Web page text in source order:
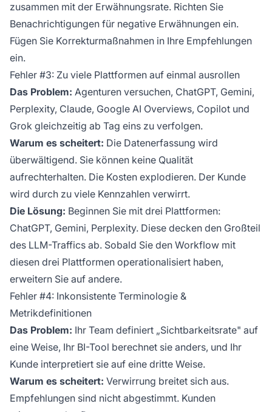
zusammen mit der Erwähnungsrate. Richten Sie
Benachrichtigungen für negative Erwähnungen ein.
Fügen Sie Korrekturmaßnahmen in Ihre Empfehlungen
ein.
Fehler #3: Zu viele Plattformen auf einmal ausrollen
Das Problem: Agenturen versuchen, ChatGPT, Gemini,
Perplexity, Claude, Google AI Overviews, Copilot und
Grok gleichzeitig ab Tag eins zu verfolgen.
Warum es scheitert: Die Datenerfassung wird
überwältigend. Sie können keine Qualität
aufrechterhalten. Die Kosten explodieren. Der Kunde
wird durch zu viele Kennzahlen verwirrt.
Die Lösung: Beginnen Sie mit drei Plattformen:
ChatGPT, Gemini, Perplexity. Diese decken den Großteil
des LLM-Traffics ab. Sobald Sie den Workflow mit
diesen drei Plattformen operationalisiert haben,
erweitern Sie auf andere.
Fehler #4: Inkonsistente Terminologie &
Metrikdefinitionen
Das Problem: Ihr Team definiert „Sichtbarkeitsrate" auf
eine Weise, Ihr BI-Tool berechnet sie anders, und Ihr
Kunde interpretiert sie auf eine dritte Weise.
Warum es scheitert: Verwirrung breitet sich aus.
Empfehlungen sind nicht abgestimmt. Kunden